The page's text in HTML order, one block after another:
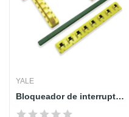
YALE
Bloqueador de interruptores